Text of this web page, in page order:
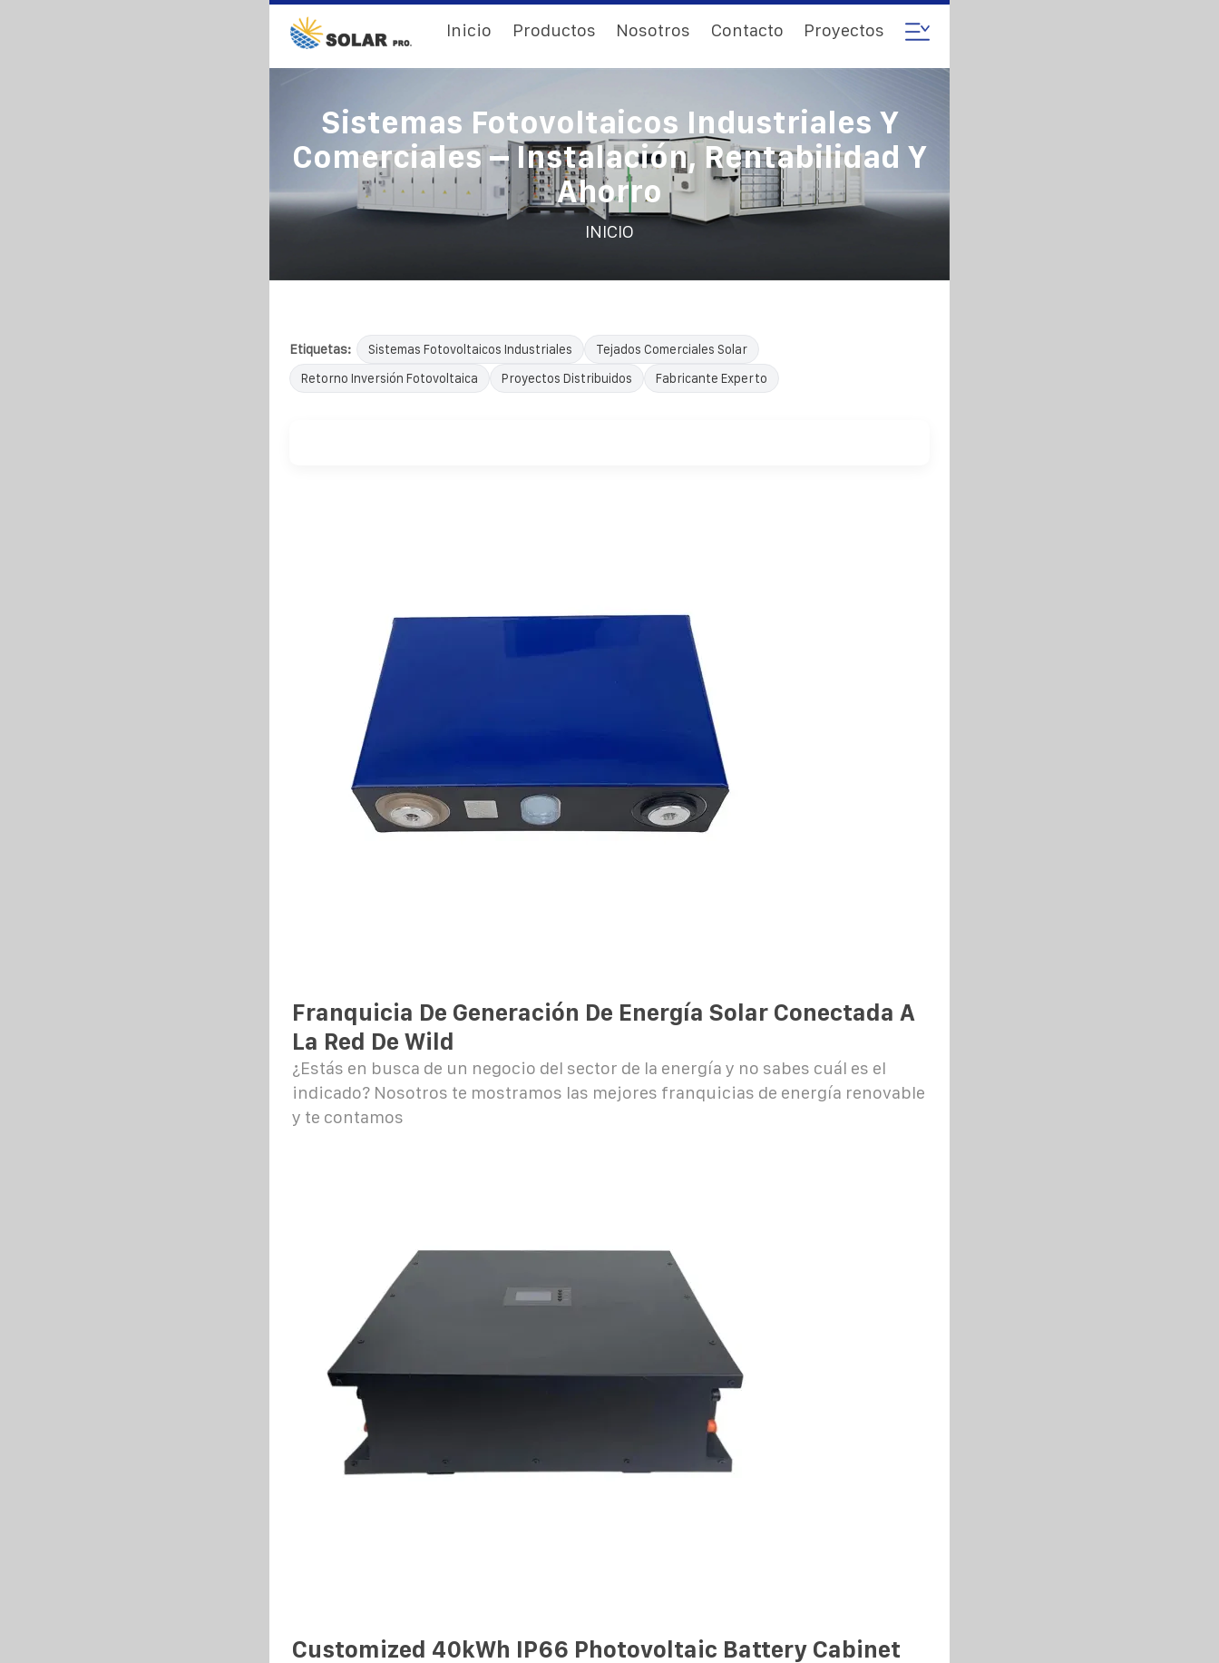
Inicio Productos Nosotros Contacto Proyectos
Sistemas Fotovoltaicos Industriales Y
Comerciales – Instalación, Rentabilidad Y
Ahorro
INICIO
Etiquetas: Sistemas Fotovoltaicos Industriales
Tejados Comerciales Solar
Retorno Inversión Fotovoltaica
Proyectos Distribuidos Fabricante Experto
Franquicia De Generación De Energía Solar Conectada A
La Red De Wild
¿Estás en busca de un negocio del sector de la energía y no sabes cuál es el
indicado? Nosotros te mostramos las mejores franquicias de energía renovable
y te contamos
Customized 40kWh IP66 Photovoltaic Battery Cabinet